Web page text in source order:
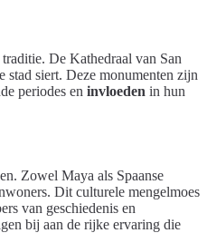
De Kathedraal van San
stad siert. Deze monumenten zijn
periodes en invloeden in hun
Zowel Maya als Spaanse
Dit culturele mengelmoes
van geschiedenis en
bij aan de rijke ervaring die